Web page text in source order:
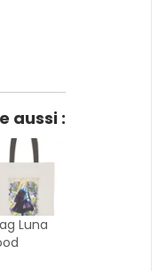
aussi :
Luna